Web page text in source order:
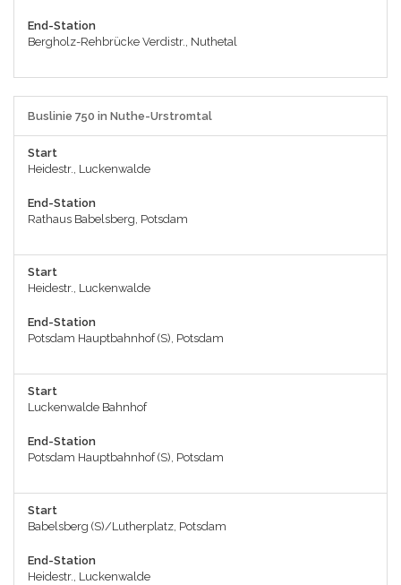
End-Station
Bergholz-Rehbrücke Verdistr., Nuthetal
Buslinie 750 in Nuthe-Urstromtal
Start
Heidestr., Luckenwalde
End-Station
Rathaus Babelsberg, Potsdam
Start
Heidestr., Luckenwalde
End-Station
Potsdam Hauptbahnhof (S), Potsdam
Start
Luckenwalde Bahnhof
End-Station
Potsdam Hauptbahnhof (S), Potsdam
Start
Babelsberg (S)/Lutherplatz, Potsdam
End-Station
Heidestr., Luckenwalde